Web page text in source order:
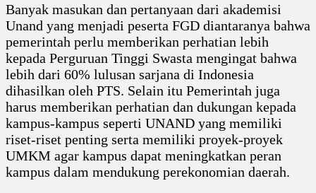
Banyak masukan dan pertanyaan dari akademisi
Unand yang menjadi peserta FGD diantaranya bahwa
pemerintah perlu memberikan perhatian lebih
kepada Perguruan Tinggi Swasta mengingat bahwa
lebih dari 60% lulusan sarjana di Indonesia
dihasilkan oleh PTS. Selain itu Pemerintah juga
harus memberikan perhatian dan dukungan kepada
kampus-kampus seperti UNAND yang memiliki
riset-riset penting serta memiliki proyek-proyek
UMKM agar kampus dapat meningkatkan peran
kampus dalam mendukung perekonomian daerah.